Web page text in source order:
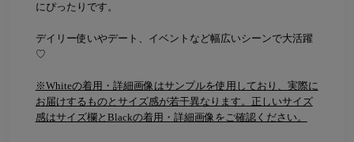
にぴったりです。
デイリー使いやデート、イベントなど幅広いシーンで大活躍
♡
※Whiteの着用・詳細画像はサンプルを使用しており、実際に
お届けするものとサイズ感が若干異なります。正しいサイズ
感はサイズ欄とBlackの着用・詳細画像をご確認ください。